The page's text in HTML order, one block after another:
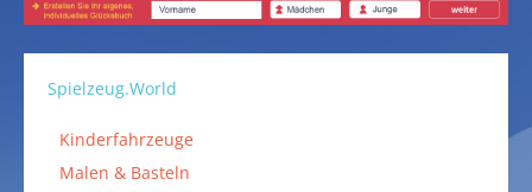
Spielzeug.World
Kinderfahrzeuge
Malen & Basteln